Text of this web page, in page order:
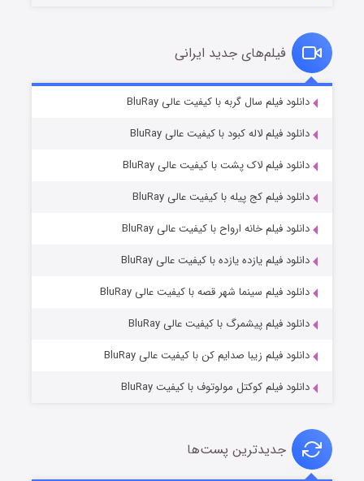
قسمت۷ (زیرنویس) منتشر شد
فیلم‌های جدید ایرانی
دانلود فیلم سال گربه با کیفیت عالی BluRay
دانلود فیلم لاله کبود با کیفیت عالی BluRay
دانلود فیلم لاک پشت با کیفیت عالی BluRay
دانلود فیلم کج‌ پیله با کیفیت عالی BluRay
دانلود فیلم خانه ارواح با کیفیت عالی BluRay
دانلود فیلم یازده یازده با کیفیت عالی BluRay
دانلود فیلم سینما شهر قصه با کیفیت عالی BluRay
دانلود فیلم پیشمرگ با کیفیت عالی BluRay
دانلود فیلم زیبا صدایم کن با کیفیت عالی BluRay
دانلود فیلم کوکتل مولوتوف با کیفیت BluRay
جدیدترین پست‌ها